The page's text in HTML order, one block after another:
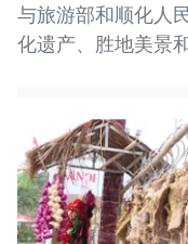
与旅游部和顺化人
化遗产、胜地美景